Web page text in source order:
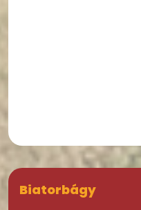
Biatorbágy